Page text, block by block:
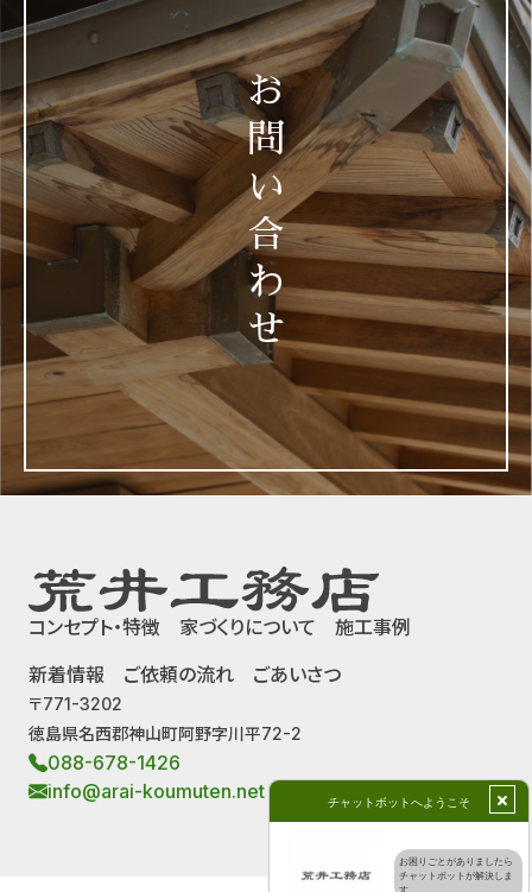
お
問
い
合
わ
せ
コンセプト・特徴 家づくりについて
施工事例
新着情報
ご依頼の流れ ごあいさつ
〒771-3202
徳島県名西郡神山町阿野字川平72-2
088-678-1426
info@arai-koumuten.net